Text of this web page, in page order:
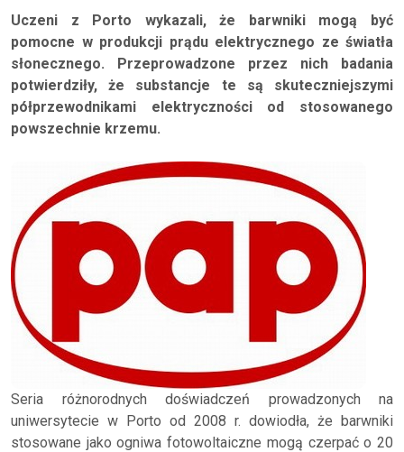
Uczeni z Porto wykazali, że barwniki mogą być
pomocne w produkcji prądu elektrycznego ze światła
słonecznego. Przeprowadzone przez nich badania
potwierdziły, że substancje te są skuteczniejszymi
półprzewodnikami elektryczności od stosowanego
powszechnie krzemu.
Seria różnorodnych doświadczeń prowadzonych na
uniwersytecie w Porto od 2008 r. dowiodła, że barwniki
stosowane jako ogniwa fotowoltaiczne mogą czerpać o 20